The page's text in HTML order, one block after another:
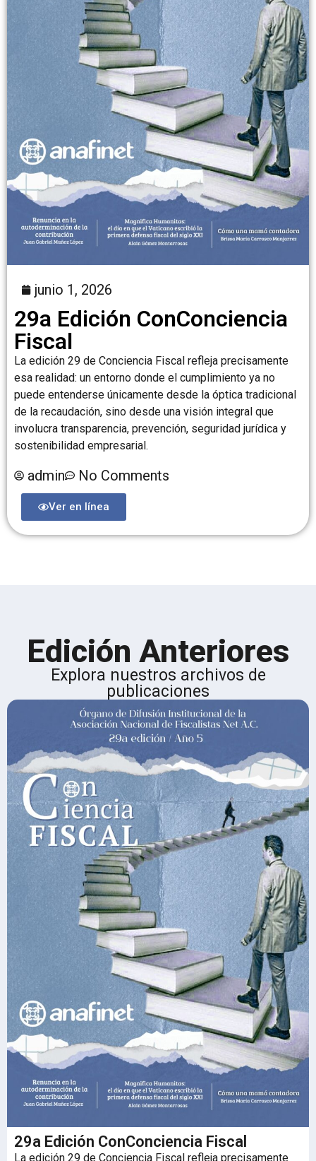
junio 1, 2026
29a Edición ConConciencia
Fiscal
La edición 29 de Conciencia Fiscal refleja precisamente
esa realidad: un entorno donde el cumplimiento ya no
puede entenderse únicamente desde la óptica tradicional
de la recaudación, sino desde una visión integral que
involucra transparencia, prevención, seguridad jurídica y
sostenibilidad empresarial.
admin No Comments
Ver en línea
Edición Anteriores
Explora nuestros archivos de
publicaciones
29a Edición ConConciencia Fiscal
La edición 29 de Conciencia Fiscal refleja precisamente